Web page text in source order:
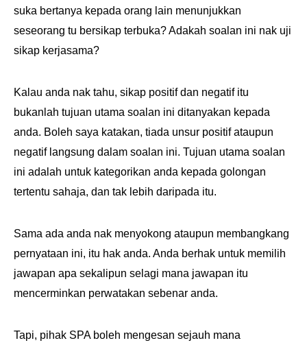
suka bertanya kepada orang lain menunjukkan
seseorang tu bersikap terbuka? Adakah soalan ini nak uji
sikap kerjasama?
Kalau anda nak tahu, sikap positif dan negatif itu
bukanlah tujuan utama soalan ini ditanyakan kepada
anda. Boleh saya katakan, tiada unsur positif ataupun
negatif langsung dalam soalan ini. Tujuan utama soalan
ini adalah untuk kategorikan anda kepada golongan
tertentu sahaja, dan tak lebih daripada itu.
Sama ada anda nak menyokong ataupun membangkang
pernyataan ini, itu hak anda. Anda berhak untuk memilih
jawapan apa sekalipun selagi mana jawapan itu
mencerminkan perwatakan sebenar anda.
Tapi, pihak SPA boleh mengesan sejauh mana